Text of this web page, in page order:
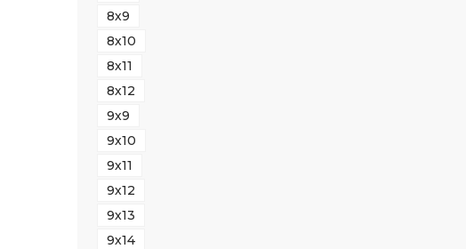
8х9
8х10
8х11
8х12
9х9
9х10
9х11
9х12
9х13
9х14